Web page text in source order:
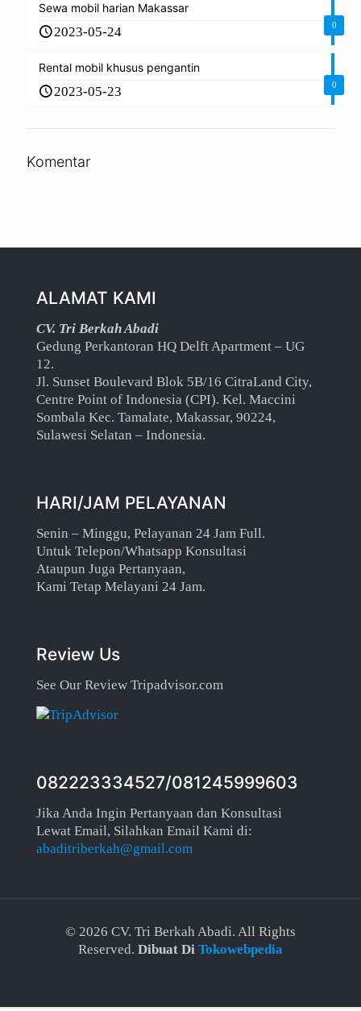
0
Sewa mobil harian Makassar
2023-05-24
0
Rental mobil khusus pengantin
2023-05-23
Komentar
ALAMAT KAMI
CV. Tri Berkah Abadi
Gedung Perkantoran HQ Delft Apartment – UG
12.
Jl. Sunset Boulevard Blok 5B/16 CitraLand City,
Centre Point of Indonesia (CPI). Kel. Maccini
Sombala Kec. Tamalate, Makassar, 90224,
Sulawesi Selatan – Indonesia.
HARI/JAM PELAYANAN
Senin – Minggu, Pelayanan 24 Jam Full.
Untuk Telepon/Whatsapp Konsultasi
Ataupun Juga Pertanyaan,
Kami Tetap Melayani 24 Jam.
Review Us
See Our Review Tripadvisor.com
082223334527/081245999603
Jika Anda Ingin Pertanyaan dan Konsultasi
Lewat Email, Silahkan Email Kami di:
abaditriberkah@gmail.com
© 2026 CV. Tri Berkah Abadi. All Rights
Reserved. Dibuat Di Tokowebpedia